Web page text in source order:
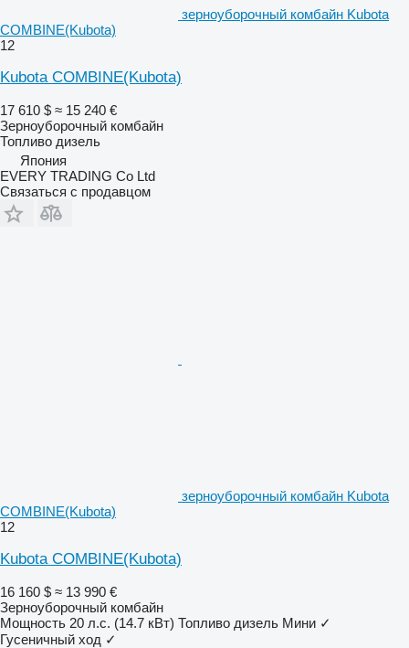
зерноуборочный комбайн Kubota
COMBINE(Kubota)
12
Kubota COMBINE(Kubota)
17 610 $ ≈ 15 240 €
Зерноуборочный комбайн
Топливо дизель
Япония
EVERY TRADING Co Ltd
Связаться с продавцом
зерноуборочный комбайн Kubota
COMBINE(Kubota)
12
Kubota COMBINE(Kubota)
16 160 $ ≈ 13 990 €
Зерноуборочный комбайн
Мощность 20 л.с. (14.7 кВт) Топливо дизель Мини ✓
Гусеничный ход ✓